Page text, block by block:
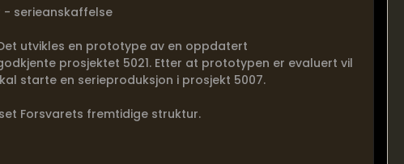
serieanskaffelse
utvikles en prototype av en oppdatert
prosjektet 5021. Etter at prototypen er evaluert vil
starte en serieproduksjon i prosjekt 5007.
Forsvarets fremtidige struktur.